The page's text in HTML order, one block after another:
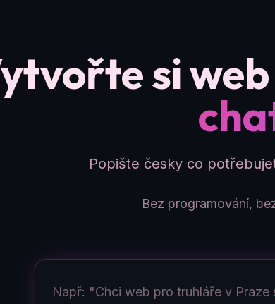
si
Popište česky co
Bez programování,